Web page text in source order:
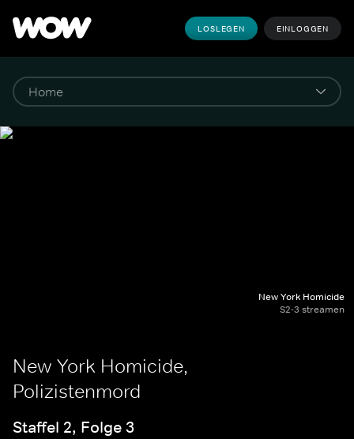
LOSLEGEN EINLOGGEN
New York Homicide
S2-3 streamen
New York Homicide,
Polizistenmord
Staffel 2, Folge 3